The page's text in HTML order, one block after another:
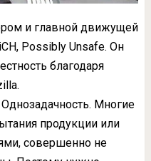
и главной движущей
Possibly Unsafe. Он
благодаря
Многие
продукции или
совершенно не